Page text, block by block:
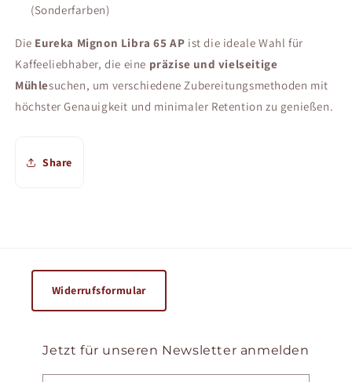
(Sonderfarben)
Die Eureka Mignon Libra 65 AP ist die ideale Wahl für
Kaffeeliebhaber, die eine präzise und vielseitige
Mühlesuchen, um verschiedene Zubereitungsmethoden mit
höchster Genauigkeit und minimaler Retention zu genießen.
Share
Widerrufsformular
Jetzt für unseren Newsletter anmelden